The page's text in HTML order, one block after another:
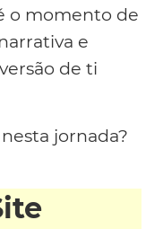
o momento de
e
de ti
jornada?